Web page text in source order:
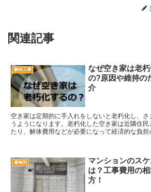
関連記事
解体工事
なぜ空き家は老
の?原因や維持の
介
空き家は定期的に手入れをしないと老朽化し、
うようになります。老朽化した空き家は近隣住
たり、解体費用などが必要になって経済的な負担
建物別
マンションのス
は？工事費用の
方！